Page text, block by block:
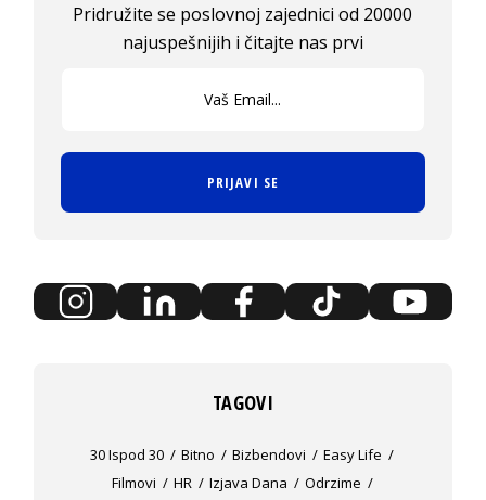
Pridružite se poslovnoj zajednici od 20000
najuspešnijih i čitajte nas prvi
PRIJAVI SE
TAGOVI
30 Ispod 30 Bitno Bizbendovi
Easy Life
Filmovi
HR Izjava Dana
Odrzime